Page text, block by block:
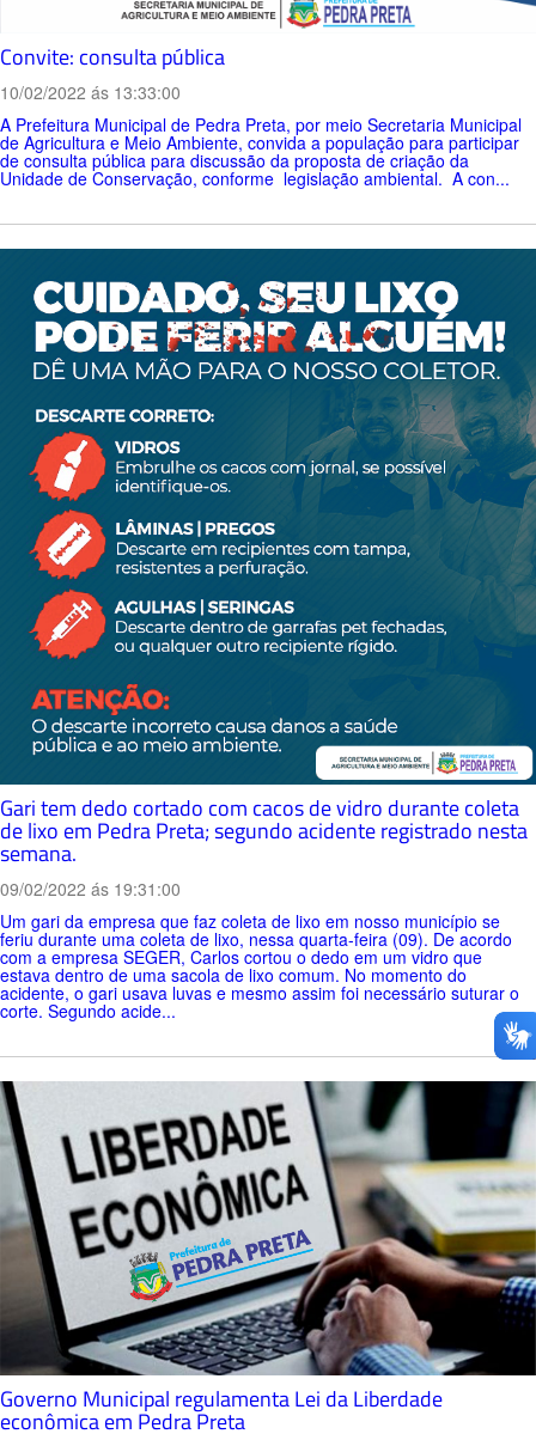
Convite: consulta pública
10/02/2022 ás 13:33:00
A Prefeitura Municipal de Pedra Preta, por meio Secretaria Municipal
de Agricultura e Meio Ambiente, convida a população para participar
de consulta pública para discussão da proposta de criação da
Unidade de Conservação, conforme legislação ambiental. A con...
Gari tem dedo cortado com cacos de vidro durante coleta
de lixo em Pedra Preta; segundo acidente registrado nesta
semana.
09/02/2022 ás 19:31:00
Um gari da empresa que faz coleta de lixo em nosso município se
feriu durante uma coleta de lixo, nessa quarta-feira (09). De acordo
com a empresa SEGER, Carlos cortou o dedo em um vidro que
estava dentro de uma sacola de lixo comum. No momento do
acidente, o gari usava luvas e mesmo assim foi necessário suturar o
corte. Segundo acide...
Governo Municipal regulamenta Lei da Liberdade
econômica em Pedra Preta